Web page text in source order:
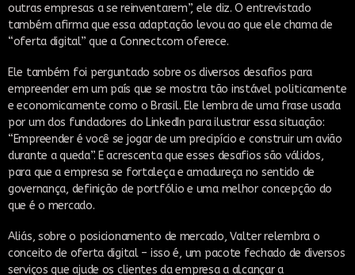
outras empresas a se reinventarem”, ele diz. O entrevistado
também afirma que essa adaptação levou ao que ele chama de
“oferta digital” que a Connectcom oferece.
Ele também foi perguntado sobre os diversos desafios para
empreender em um país que se mostra tão instável politicamente
e economicamente como o Brasil. Ele lembra de uma frase usada
por um dos fundadores do LinkedIn para ilustrar essa situação:
“Empreender é você se jogar de um precipício e construir um avião
durante a queda”. E acrescenta que esses desafios são válidos,
para que a empresa se fortaleça e amadureça no sentido de
governança, definição de portfólio e uma melhor concepção do
que é o mercado.
Aliás, sobre o posicionamento de mercado, Valter relembra o
conceito de oferta digital – isso é, um pacote fechado de diversos
serviços que ajude os clientes da empresa a alcançar a